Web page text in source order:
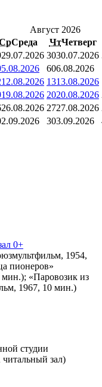
Август 2026
Среда ЧтЧетверг
29.07.2026 3030.07.2026
606.08.2026
12.08.2026 1313.08.2026
19.08.2026 2020.08.2026
26.08.2026 2727.08.2026
303.09.2026
0+
1954,
пионеров»
«Паровозик из
1967, 10 мин.)
студии
зал)